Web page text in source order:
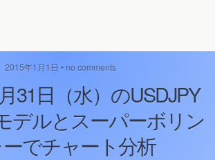
2015年1月1日 • no comments
31日（水）のUSDJPY
デルとスーパーボリン
でチャート分析